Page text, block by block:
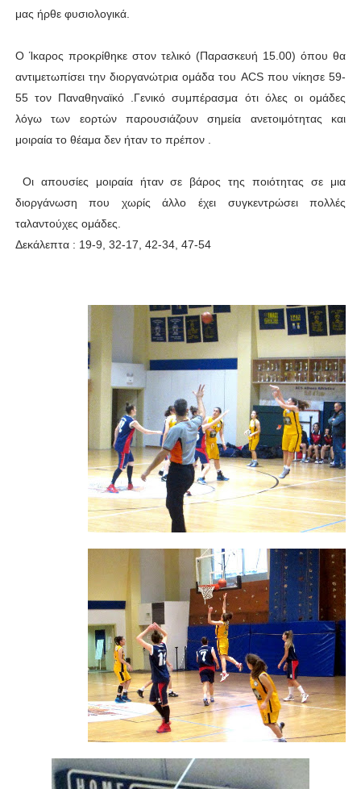
μας ήρθε φυσιολογικά.
Ο Ίκαρος προκρίθηκε στον τελικό (Παρασκευή 15.00) όπου θα
αντιμετωπίσει την διοργανώτρια ομάδα του ACS που νίκησε 59-
55 τον Παναθηναϊκό .Γενικό συμπέρασμα ότι όλες οι ομάδες
λόγω των εορτών παρουσιάζουν σημεία ανετοιμότητας και
μοιραία το θέαμα δεν ήταν το πρέπον .
Οι απουσίες μοιραία ήταν σε βάρος της ποιότητας σε μια
διοργάνωση που χωρίς άλλο έχει συγκεντρώσει πολλές
ταλαντούχες ομάδες.
Δεκάλεπτα : 19-9, 32-17, 42-34, 47-54